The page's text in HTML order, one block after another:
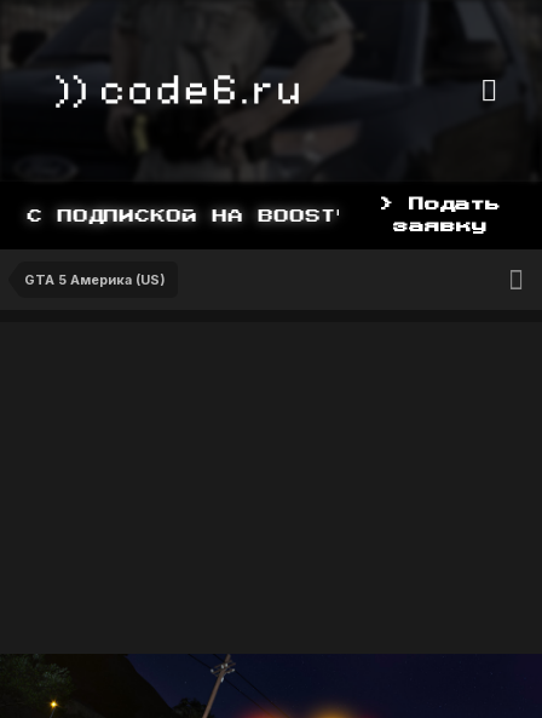
НА BOOSTY, BOOSTY.TO/
> Подать
заявку
GTA 5 Америка (US)